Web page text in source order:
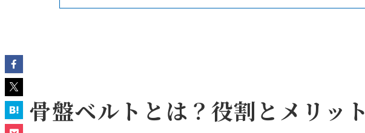
骨盤ベルトとは？役割とメリット